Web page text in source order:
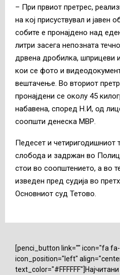
– При првиот претрес,
на кој присуствувал и јавен
собите е пронајдено над
литри засега непозната
дрвена дробилка, шприцеви
кои се фото и
вештачење. Во вториот
пронајдени се околу 45
набавена, според Н.И, од
соопшти денеска МВР.
Педесет и четиригодишниот
слобода и задржан во
стои во соопштението, а во
изведен пред судија во
Основниот суд Тетово.
[penci_button link="" icon="fa
icon_position="left"